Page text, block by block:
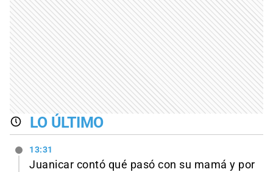
LO ÚLTIMO
13:31
Juanicar contó qué pasó con su mamá y por